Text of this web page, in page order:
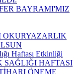
BAYRAMI'MIZ
OKURYAZARLIK
Haftası Etkinliği
SAĞLIĞI HAFTASI
ÖNEME